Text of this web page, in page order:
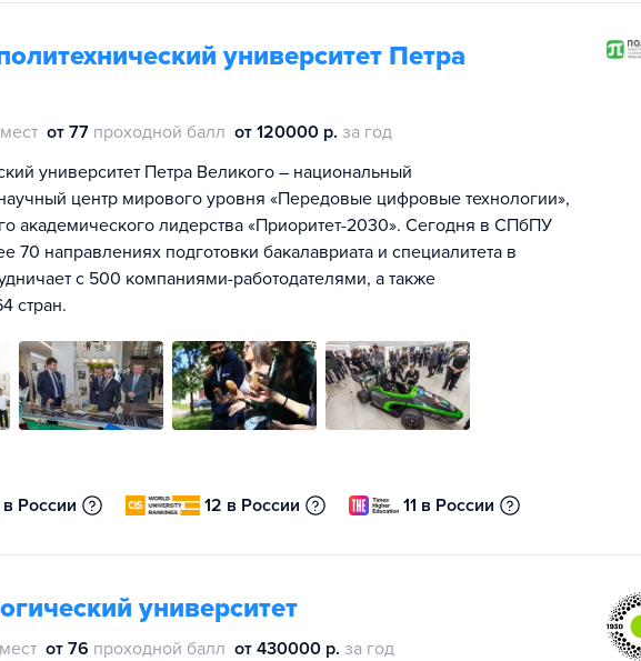
университет Петра
от 77 проходной балл от 120000 р. за год
университет Петра Великого – национальный
центр мирового уровня «Передовые цифровые технологии»,
академического лидерства «Приоритет-2030». Сегодня в СПбПУ
70 направлениях подготовки бакалавриата и специалитета в
с 500 компаниями-работодателями, а также
стран.
России 12 в России 11 в России
университет
от 76 проходной балл от 430000 р. за год